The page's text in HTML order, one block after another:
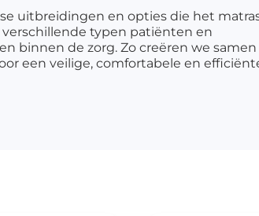
Pharmasafe®
opiatenkluizen
Pharmasafe®
retourboxen
uitbreidingen en opties die het
typen patiënten en
binnen de zorg. Zo creëren we samen
een veilige, comfortabele en